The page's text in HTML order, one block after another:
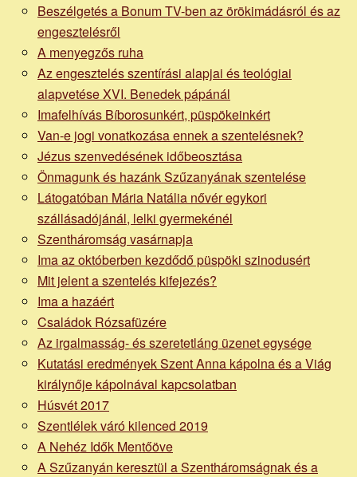
Beszélgetés a Bonum TV-ben az örökimádásról és az
engesztelésről
A menyegzős ruha
Az engesztelés szentírási alapjai és teológiai
alapvetése XVI. Benedek pápánál
Imafelhívás Bíborosunkért, püspökeinkért
Van-e jogi vonatkozása ennek a szentelésnek?
Jézus szenvedésének időbeosztása
Önmagunk és hazánk Szűzanyának szentelése
Látogatóban Mária Natália nővér egykori
szállásadójánál, lelki gyermekénél
Szentháromság vasárnapja
Ima az októberben kezdődő püspöki szinodusért
Mit jelent a szentelés kifejezés?
Ima a hazáért
Családok Rózsafüzére
Az irgalmasság- és szeretetláng üzenet egysége
Kutatási eredmények Szent Anna kápolna és a Viág
királynője kápolnával kapcsolatban
Húsvét 2017
Szentlélek váró kilenced 2019
A Nehéz Idők Mentőöve
A Szűzanyán keresztül a Szentháromságnak és a